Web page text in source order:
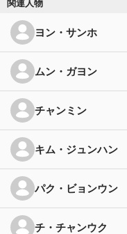
関連人物
ヨン・サンホ
ムン・ガヨン
チャンミン
キム・ジュンハン
パク・ビョンウン
チ・チャンウク